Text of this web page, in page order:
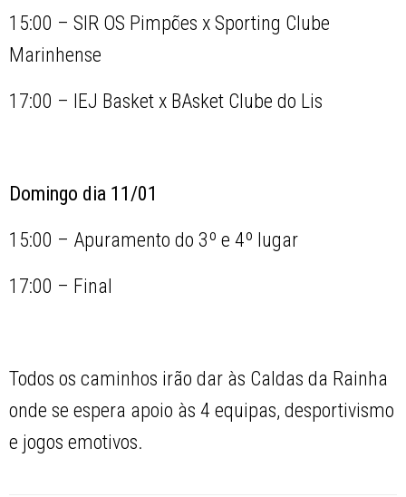
15:00 – SIR OS Pimpões x Sporting Clube
Marinhense
17:00 – IEJ Basket x BAsket Clube do Lis
Domingo dia 11/01
15:00 – Apuramento do 3º e 4º lugar
17:00 – Final
Todos os caminhos irão dar às Caldas da Rainha
onde se espera apoio às 4 equipas, desportivismo
e jogos emotivos.